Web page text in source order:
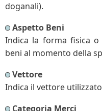
doganali).
Aspetto Beni
Indica la forma fisica
beni al momento della
Vettore
Indica il vettore
Categoria Merci